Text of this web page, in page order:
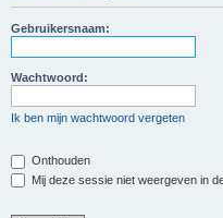
Gebruikersnaam:
Wachtwoord:
Ik ben mijn wachtwoord vergeten
Onthouden
Mij deze sessie niet weergeven in